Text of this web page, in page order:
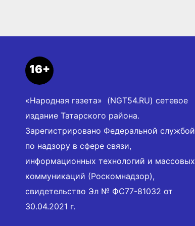
16+
«Народная газета» (NGT54.RU) сетевое
издание Татарского района.
Зарегистрировано Федеральной службой
по надзору в сфере связи,
информационных технологий и массовых
коммуникаций (Роскомнадзор),
свидетельство Эл № ФС77-81032 от
30.04.2021 г.